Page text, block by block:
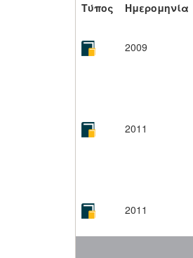
Τύπος
Ημερομηνία
2009
2011
2011